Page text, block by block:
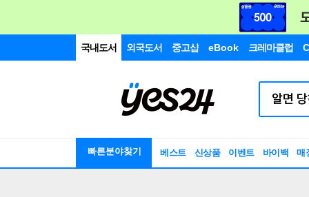
국내도서 외국도서 중고샵 eBook 크레마클럽
빠른분야찾기 베스트 신상품 이벤트 바이백 매